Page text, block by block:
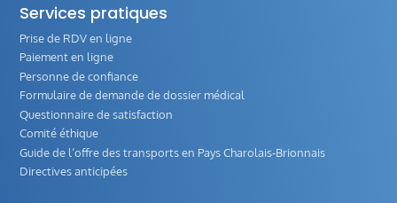
Services pratiques
Prise de RDV en ligne
Paiement en ligne
Personne de confiance
Formulaire de demande de dossier médical
Questionnaire de satisfaction
Comité éthique
Guide de l‘offre des transports en Pays Charolais-Brionnais
Directives anticipées